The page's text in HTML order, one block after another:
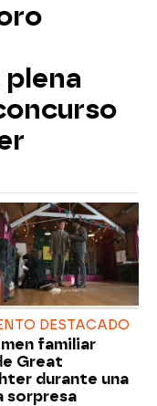
DESTACADO
familiar
Great
durante una
sorpresa